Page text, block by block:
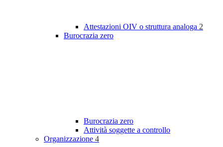
Attestazioni OIV o struttura analoga 2
Burocrazia zero
Burocrazia zero
Attività soggette a controllo
Organizzazione 4